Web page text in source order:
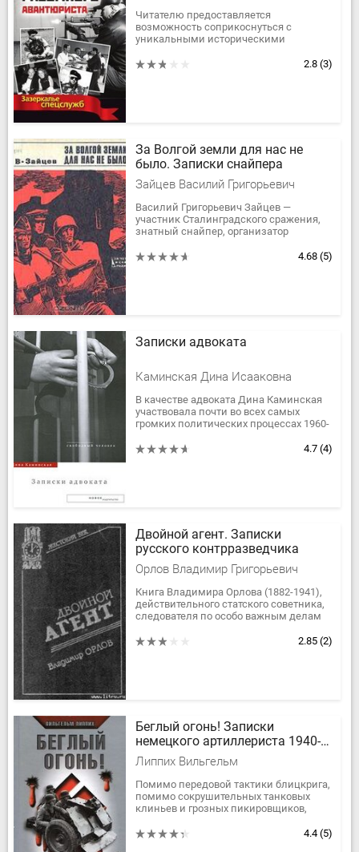
Читателю предоставляется
возможность соприкоснуться с
уникальными историческими
относящимися к 70–90-м годам XX2.8 (3)
За Волгой земли для нас не
было. Записки снайпера
Зайцев Василий Григорьевич
Василий Григорьевич Зайцев —
участник Сталинградского сражения,
знатный снайпер, организатор
Герой Советского Союза. В своих...4.68 (5)
Записки адвоката
Каминская Дина Исааковна
В качестве адвоката Дина Каминская
участвовала почти во всех самых
громких политических процессах 1960-
Буковского, Юрия Галанскова,...
4.7 (4)
Двойной агент. Записки
русского контрразведчика
Орлов Владимир Григорьевич
Книга Владимира Орлова (1882-1941),
действительного статского советника,
следователя по особо важным делам
первой мировой войны,...
2.85 (2)
Беглый огонь! Записки
немецкого артиллериста 1940-
1945
Липпих Вильгельм
Помимо передовой тактики блицкрига,
помимо сокрушительных танковых
клиньев и грозных пикировщиков,
Второй мировой войны Вермахт
4.4 (5)